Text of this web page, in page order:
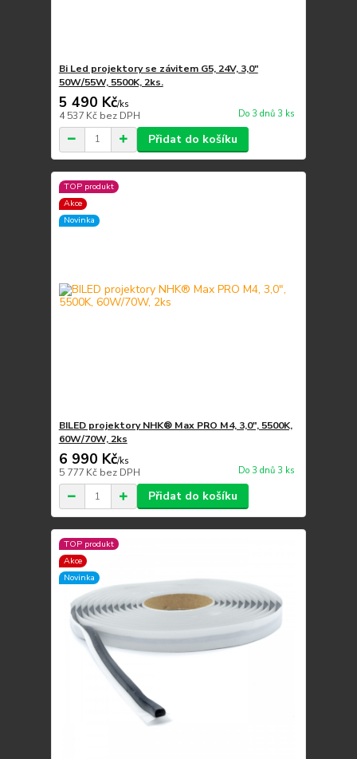
Bi Led projektory se závitem G5, 24V, 3,0"
50W/55W, 5500K, 2ks.
5 490 Kč/ks
4 537 Kč bez DPH Do 3 dnů 3 ks
Přidat do košíku
TOP produkt
Akce
Novinka
BILED projektory NHK® Max PRO M4, 3,0", 5500K,
60W/70W, 2ks
6 990 Kč/ks
5 777 Kč bez DPH Do 3 dnů 3 ks
Přidat do košíku
TOP produkt
Akce
Novinka